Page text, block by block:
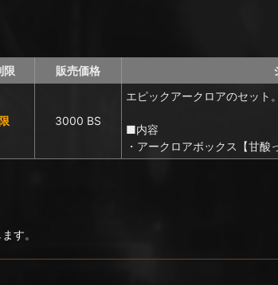
限 販売価格
3000 BS
エピックアークロアのセット
■内容
・アークロアボックス【甘
す。